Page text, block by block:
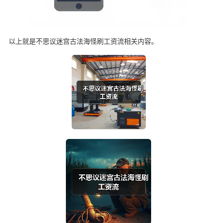
以上就是不思议迷宫古法海怪刷工资流相关内容。